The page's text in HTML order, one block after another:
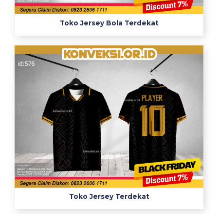
Toko Jersey Bola Terdekat
Toko Jersey Terdekat